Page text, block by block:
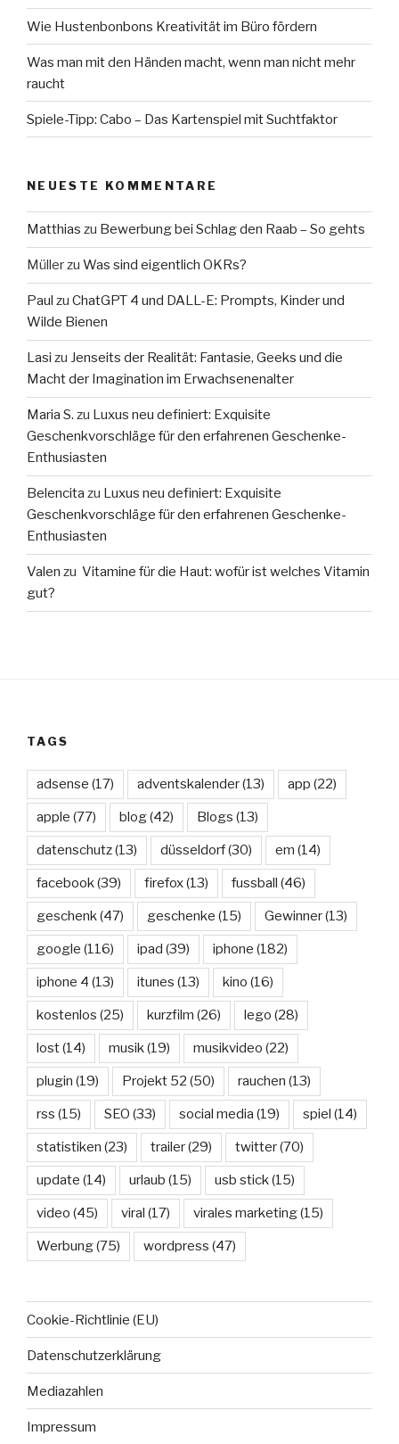
Wie Hustenbonbons Kreativität im Büro fördern
Was man mit den Händen macht, wenn man nicht mehr
raucht
Spiele-Tipp: Cabo – Das Kartenspiel mit Suchtfaktor
NEUESTE KOMMENTARE
Matthias zu Bewerbung bei Schlag den Raab – So gehts
Müllerzu Was sind eigentlich OKRs?
Paul zu ChatGPT 4 und DALL-E: Prompts, Kinder und
Wilde Bienen
Lasi zu Jenseits der Realität: Fantasie, Geeks und die
Macht der Imagination im Erwachsenenalter
Maria S. zu Luxus neu definiert: Exquisite
Geschenkvorschläge für den erfahrenen Geschenke-
Enthusiasten
Belencita zu Luxus neu definiert: Exquisite
Geschenkvorschläge für den erfahrenen Geschenke-
Enthusiasten
Valen zu Vitamine für die Haut: wofür ist welches Vitamin
gut?
TAGS
adsense (17) adventskalender(13) app (22)
apple (77) blog(42) Blogs (13)
datenschutz(13) düsseldorf(30) em (14)
facebook(39) firefox(13) fussball (46)
geschenk(47) geschenke (15) Gewinner(13)
google (116) ipad (39) iphone (182)
iphone 4 (13) itunes (13) kino (16)
kostenlos (25) kurzfilm (26) lego (28)
lost(14) musik(19) musikvideo (22)
plugin (19) Projekt 52 (50) rauchen (13)
rss (15) SEO (33) social media (19) spiel (14)
statistiken (23) trailer(29) twitter(70)
update (14) urlaub (15) usb stick(15)
video (45) viral (17) virales marketing(15)
Werbung(75) wordpress (47)
Cookie-Richtlinie (EU)
Datenschutzerklärung
Mediazahlen
Impressum